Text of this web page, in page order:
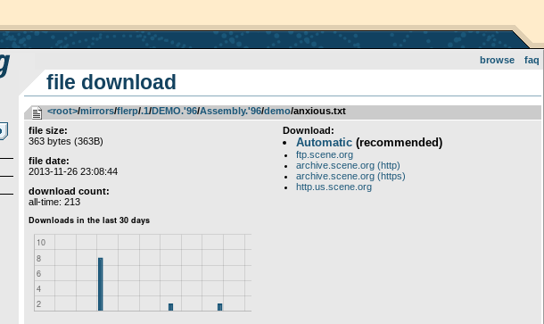
browse faq
file download
<root>­/­mirrors­/­flerp­/­.1­/­DEMO.'96­/­Assembly.'96­/­demo/anxious.txt
file size:
363 bytes (363B)
file date:
2013-11-26 23:08:44
download count:
all-time: 213
Download:
Automatic(recommended)
ftp.scene.org
archive.scene.org (http)
archive.scene.org (https)
http.us.scene.org